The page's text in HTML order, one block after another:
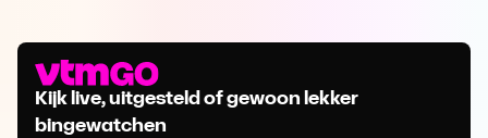
Kijk live, uitgesteld of gewoon lekker
bingewatchen